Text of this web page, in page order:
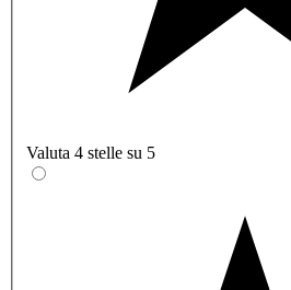
Valuta 4 stelle su 5